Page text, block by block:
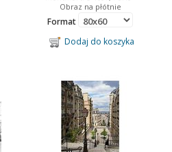
Obraz na płótnie
Format
Dodaj do koszyka